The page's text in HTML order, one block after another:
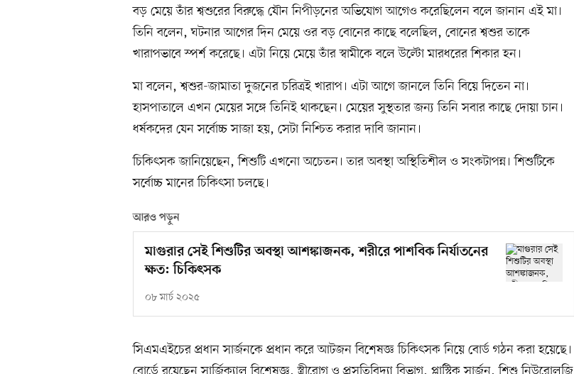
বড় মেয়ে তাঁর শ্বশুরের বিরুদ্ধে যৌন নিপীড়নের অভিযোগ আগেও করেছিলেন বলে জানান এই মা।
তিনি বলেন, ঘটনার আগের দিন মেয়ে ওর বড় বোনের কাছে বলেছিল, বোনের শ্বশুর তাকে
খারাপভাবে স্পর্শ করেছে। এটা নিয়ে মেয়ে তাঁর স্বামীকে বলে উল্টো মারধরের শিকার হন।
মা বলেন, শ্বশুর-জামাতা দুজনের চরিত্রই খারাপ। এটা আগে জানলে তিনি বিয়ে দিতেন না।
হাসপাতালে এখন মেয়ের সঙ্গে তিনিই থাকছেন। মেয়ের সুস্থতার জন্য তিনি সবার কাছে দোয়া চান।
ধর্ষকদের যেন সর্বোচ্চ সাজা হয়, সেটা নিশ্চিত করার দাবি জানান।
চিকিৎসক জানিয়েছেন, শিশুটি এখনো অচেতন। তার অবস্থা অস্থিতিশীল ও সংকটাপন্ন। শিশুটিকে
সর্বোচ্চ মানের চিকিৎসা চলছে।
আরও পড়ুন
মাগুরার সেই শিশুটির অবস্থা আশঙ্কাজনক, শরীরে পাশবিক নির্যাতনের
ক্ষত: চিকিৎসক
০৮ মার্চ ২০২৫
সিএমএইচের প্রধান সার্জনকে প্রধান করে আটজন বিশেষজ্ঞ চিকিৎসক নিয়ে বোর্ড গঠন করা হয়েছে।